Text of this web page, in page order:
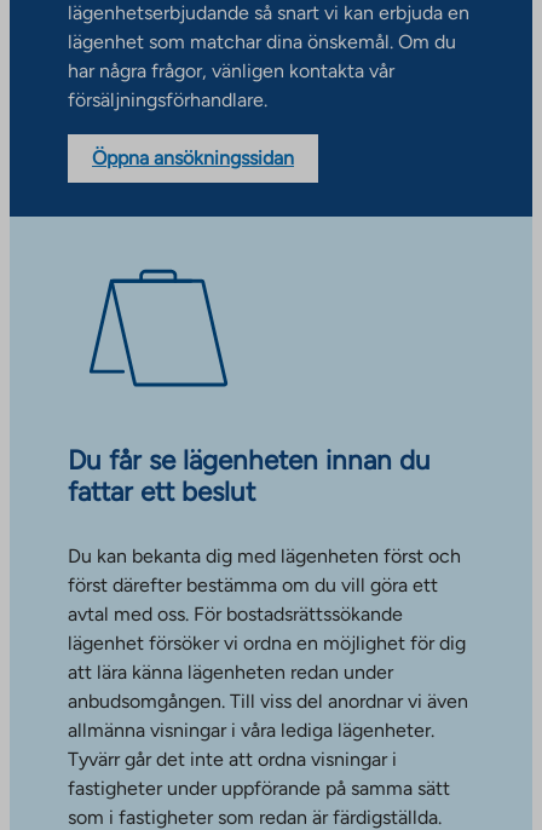
lägenhetserbjudande så snart vi kan erbjuda en
lägenhet som matchar dina önskemål. Om du
har några frågor, vänligen kontakta vår
försäljningsförhandlare.
Öppna ansökningssidan
Du får se lägenheten innan du
fattar ett beslut
Du kan bekanta dig med lägenheten först och
först därefter bestämma om du vill göra ett
avtal med oss. För bostadsrättssökande
lägenhet försöker vi ordna en möjlighet för dig
att lära känna lägenheten redan under
anbudsomgången. Till viss del anordnar vi även
allmänna visningar i våra lediga lägenheter.
Tyvärr går det inte att ordna visningar i
fastigheter under uppförande på samma sätt
som i fastigheter som redan är färdigställda.